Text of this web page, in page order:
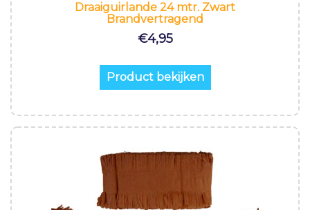
Draaiguirlande 24 mtr. Zwart
Brandvertragend
€4,95
Product bekijken